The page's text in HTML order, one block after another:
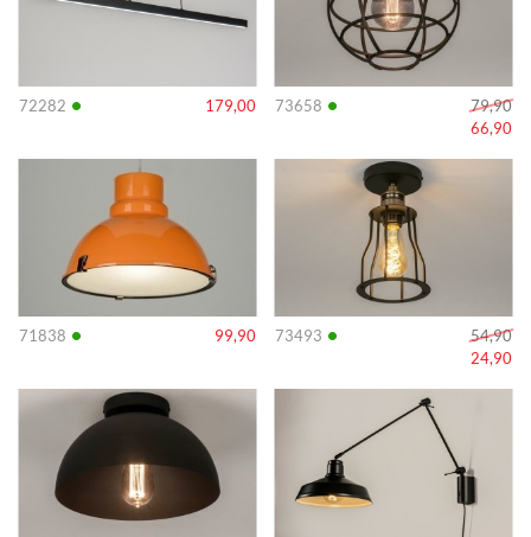
72282 • 179,00 73658 •
79,90
66,90
71838 • 99,90
Info
73493 •
54,90
24,90
Info
Info Info